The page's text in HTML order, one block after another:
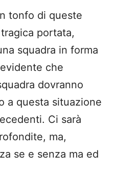
tonfo di queste
portata,
squadra in forma
che
dovranno
a questa situazione
Ci sarà
ma,
se e senza ma ed